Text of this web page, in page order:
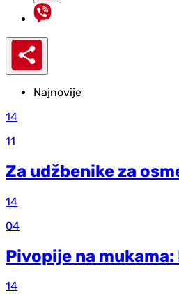
Najnovije
14
11
Za udžbenike za
14
04
Pivopije na
14